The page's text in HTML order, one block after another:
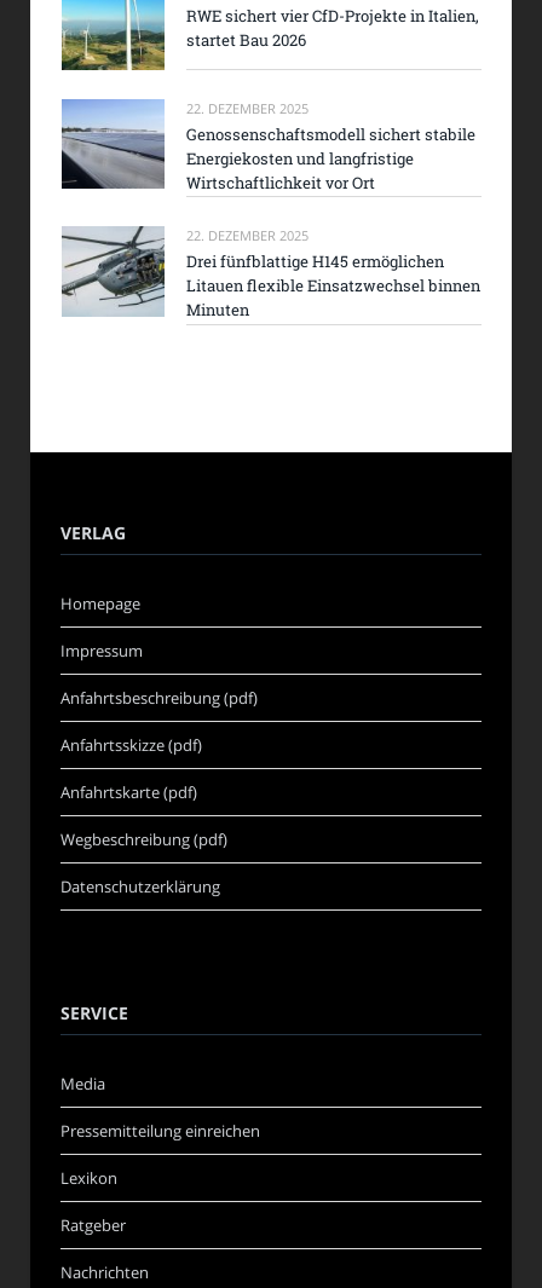
RWE sichert vier CfD-Projekte in Italien,
startet Bau 2026
22. DEZEMBER 2025
Genossenschaftsmodell sichert stabile
Energiekosten und langfristige
Wirtschaftlichkeit vor Ort
22. DEZEMBER 2025
Drei fünfblattige H145 ermöglichen
Litauen flexible Einsatzwechsel binnen
Minuten
VERLAG
Homepage
Impressum
Anfahrtsbeschreibung (pdf)
Anfahrtsskizze (pdf)
Anfahrtskarte (pdf)
Wegbeschreibung (pdf)
Datenschutzerklärung
SERVICE
Media
Pressemitteilung einreichen
Lexikon
Ratgeber
Nachrichten